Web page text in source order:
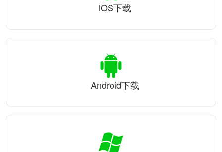
iOS下载
Android下载